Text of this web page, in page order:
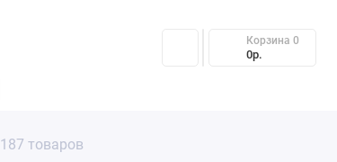
Корзина 0
0р.
187 товаров